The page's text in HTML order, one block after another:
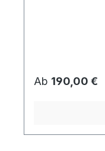
Regulärer Preis:
Ab 190,00 €